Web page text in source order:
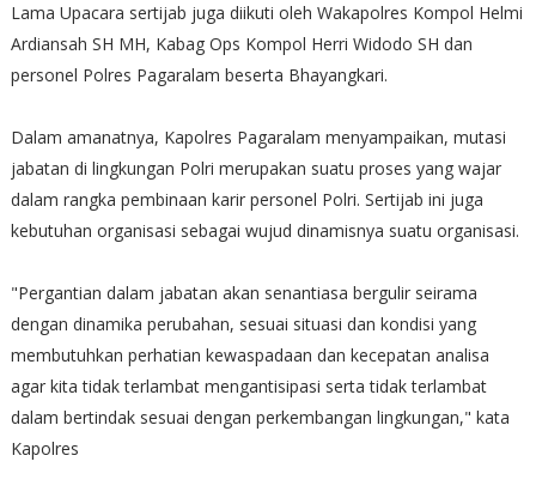
Lama Upacara sertijab juga diikuti oleh Wakapolres Kompol Helmi
Ardiansah SH MH, Kabag Ops Kompol Herri Widodo SH dan
personel Polres Pagaralam beserta Bhayangkari.
Dalam amanatnya, Kapolres Pagaralam menyampaikan, mutasi
jabatan di lingkungan Polri merupakan suatu proses yang wajar
dalam rangka pembinaan karir personel Polri. Sertijab ini juga
kebutuhan organisasi sebagai wujud dinamisnya suatu organisasi.
"Pergantian dalam jabatan akan senantiasa bergulir seirama
dengan dinamika perubahan, sesuai situasi dan kondisi yang
membutuhkan perhatian kewaspadaan dan kecepatan analisa
agar kita tidak terlambat mengantisipasi serta tidak terlambat
dalam bertindak sesuai dengan perkembangan lingkungan," kata
Kapolres